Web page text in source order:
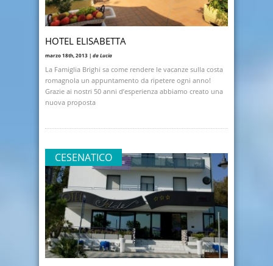
HOTEL ELISABETTA
marzo 18th, 2013 | da Lucia
La Famiglia Brighi sa come rendere le vacanze sulla costa
romagnola un appuntamento da ripetere ogni anno!
Grazie ai nostri 50 anni d’esperienza abbiamo creato una
nuova proposta
CESENATICO